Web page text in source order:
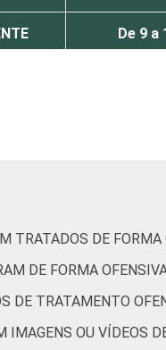
De 9 a
Mais de 2
Mais
TRATADOS DE
DE FORMA
DE TRATAMENTO
IMAGENS OU VÍDEOS